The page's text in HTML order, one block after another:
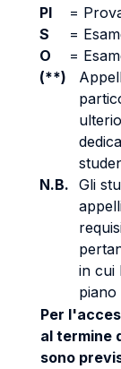
PI
=
S
=
O
=
(**)
N.B. Gli
in cui
piano
Per
al termine
sono